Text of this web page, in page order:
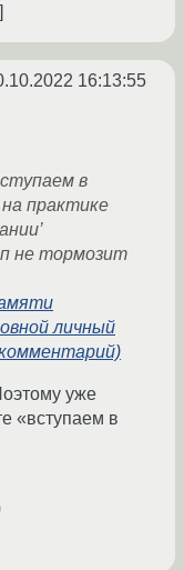
16:13:55
в
на практике
не тормозит
личный
уже
«вступаем в